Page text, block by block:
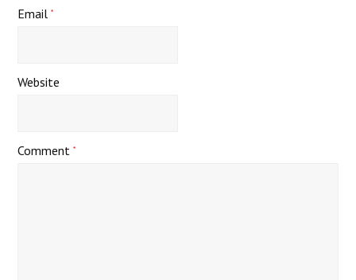
Email*
Website
Comment*